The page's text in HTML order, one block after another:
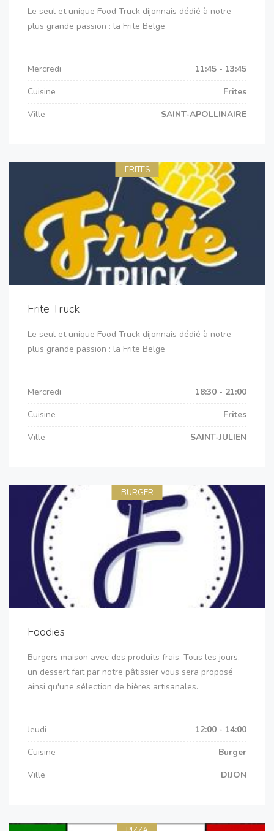
Le seul et unique Food Truck dijonnais dédié à notre
plus grande passion : la Frite Belge
Mercredi
11:45 - 13:45
Cuisine
Frites
Ville
SAINT-APOLLINAIRE
FRITES
Frite Truck
Le seul et unique Food Truck dijonnais dédié à notre
plus grande passion : la Frite Belge
Mercredi
18:30 - 21:00
Cuisine
Frites
Ville
SAINT-JULIEN
BURGER
Foodies
Burgers maison avec des produits frais. Tous les jours,
un dessert fait par notre pâtissier vous sera proposé
ainsi qu'une sélection de bières artisanales.
Jeudi
12:00 - 14:00
Cuisine
Burger
Ville
DIJON